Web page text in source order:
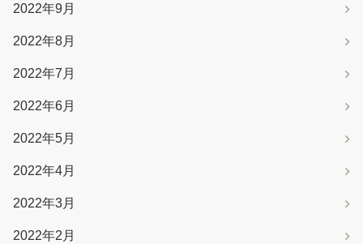
2022年9月
2022年8月
2022年7月
2022年6月
2022年5月
2022年4月
2022年3月
2022年2月